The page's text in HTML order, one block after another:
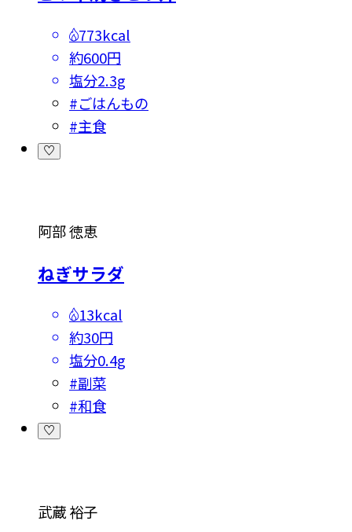
773kcal
約600円
塩分2.3g
#ごはんもの
#主食
阿部 徳恵
ねぎサラダ
13kcal
約30円
塩分0.4g
#副菜
#和食
武蔵 裕子